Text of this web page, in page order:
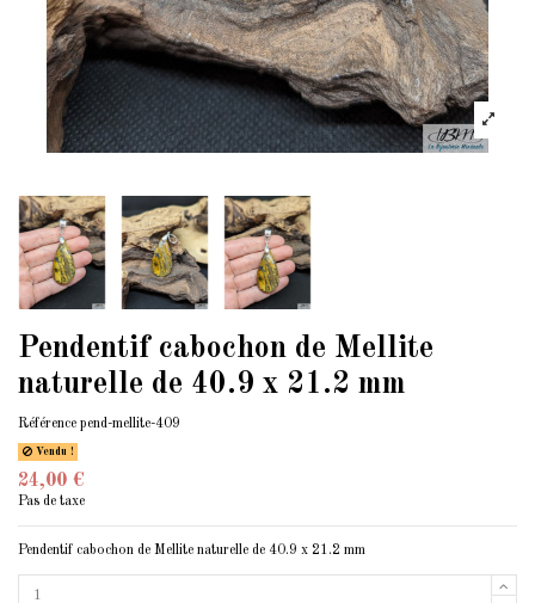
Pendentif cabochon de Mellite
naturelle de 40.9 x 21.2 mm
Référence pend-mellite-409
Vendu !
24,00 €
Pas de taxe
Pendentif cabochon de Mellite naturelle de 40.9 x 21.2 mm